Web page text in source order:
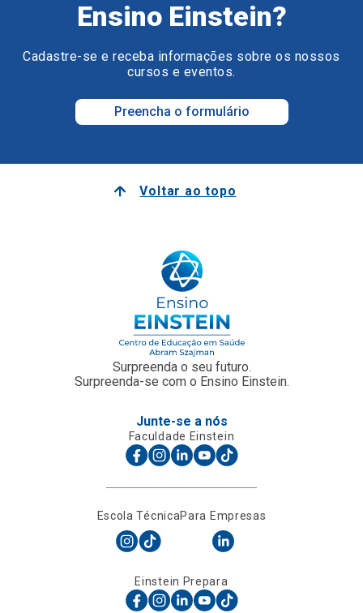
Ensino Einstein?
Cadastre-se e receba informações sobre os nossos
cursos e eventos.
Preencha o formulário
Voltar ao topo
Surpreenda o seu futuro.
Surpreenda-se com o Ensino Einstein.
Junte-se a nós
Faculdade Einstein
Escola TécnicaPara Empresas
Einstein Prepara